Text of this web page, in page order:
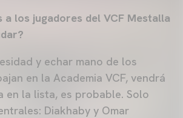
a los jugadores del VCF Mestalla
y echar mano de los
en la Academia VCF, vendrá
en la lista, es probable. Solo
Diakhaby y Omar